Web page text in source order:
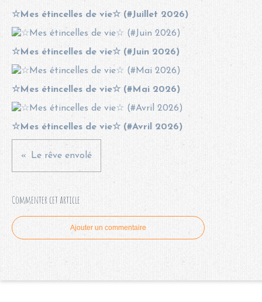
☆Mes étincelles de vie☆ (#Juillet 2026)
☆Mes étincelles de vie☆ (#Juin 2026)
☆Mes étincelles de vie☆ (#Mai 2026)
☆Mes étincelles de vie☆ (#Avril 2026)
Le rêve envolé
Commenter cet article
Ajouter un commentaire